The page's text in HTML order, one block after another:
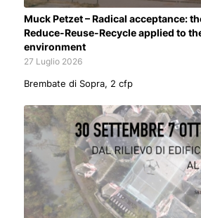
Muck Petzet – Radical acceptance:
Reduce-Reuse-Recycle applied to
environment
27 Luglio 2026
Brembate di Sopra, 2 cfp